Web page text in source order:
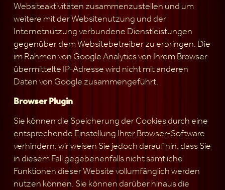
Websiteaktivitäten zusammenzustellen und um
weitere mit der Websitenutzung und der
Internetnutzung verbundene Dienstleistungen
gegenüber dem Websitebetreiber zu erbringen. Die
im Rahmen von Google Analytics von Ihrem Browser
übermittelte IP-Adresse wird nicht mit anderen
Daten von Google zusammengeführt.
Browser Plugin
Sie können die Speicherung der Cookies durch eine
entsprechende Einstellung Ihrer Browser-Software
verhindern; wir weisen Sie jedoch darauf hin, dass Sie
in diesem Fall gegebenenfalls nicht sämtliche
Funktionen dieser Website vollumfänglich werden
nutzen können. Sie können darüber hinaus die